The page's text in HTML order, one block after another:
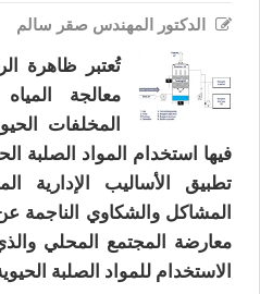
الدكتور المهندس صقر سالم
تُعتبر ظاهرة
معالجة
المخلفات
فيها استخدام المواد الصلبة
تطبيق الأساليب الإدارية
المشاكل والشكاوي الناجمة
معارضة المجتمع المحلي
الاستخدام للمواد الصلبة